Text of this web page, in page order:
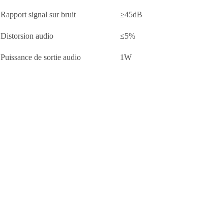
Rapport signal sur bruit ≥45dB
Distorsion audio ≤5%
Puissance de sortie audio 1W